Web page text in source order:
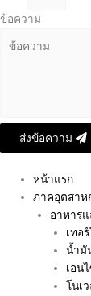
ข้อความ
ส่งข้อความ
หน้าแรก
ภาคอุตสาห
อาหารแ
เทอ
น้ำมั
เอน
โนเ